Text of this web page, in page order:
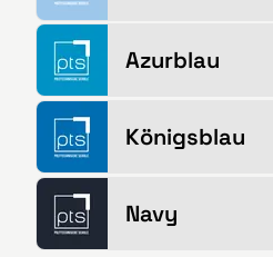
Azurblau
Königsblau
Navy